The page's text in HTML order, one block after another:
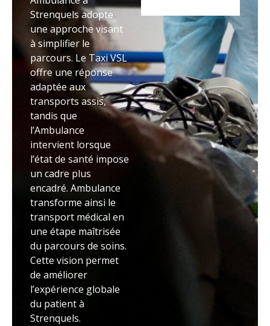
Strenquels adopte
une approche visant
à simplifier le
parcours. Le Taxi VSL
offre une réponse
adaptée aux
transports assis,
tandis que
l’Ambulance
intervient lorsque
l’état de santé impose
un cadre plus
encadré. Ambulance
transforme ainsi le
transport médical en
une étape maîtrisée
du parcours de soins.
Cette vision permet
de améliorer
l’expérience globale
du patient à
Strenquels.